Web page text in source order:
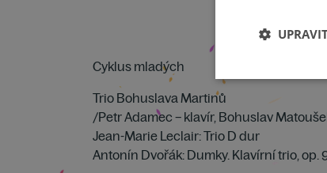
Cyklus mladých
Trio Bohuslava Martinů
/Petr Adamec – klavír, Bohuslav
Jean-Marie Leclair: Trio D dur
Antonín Dvořák: Dumky. Klavírní trio, op.